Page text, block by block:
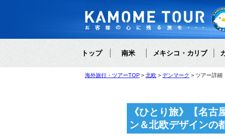
トップ 南米 メキシコ・カリブ
海外旅行・ツアーTOP 北欧 デンマーク ツアー詳細
《ひとり旅》【名
ン＆北欧デザインの